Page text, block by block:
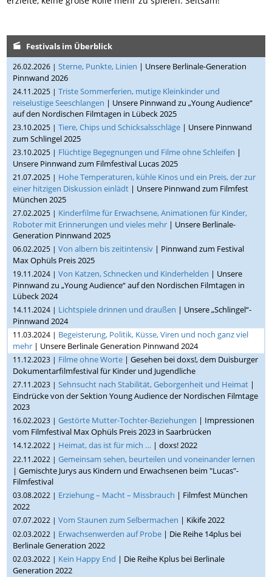
Festivals im Überblick
26.02.2026 |Sterne, Punkte, Linien | Unsere Berlinale-Generation
Pinnwand 2026
24.11.2025 |Triste Sommerferien, mutige Kleinkinder und
reiselustige Seeschlangen | Unsere Pinnwand zu „Young Audience“
auf den Nordischen Filmtagen in Lübeck 2025
23.10.2025 |Tiere, Chips und Schicksalsschläge | Unsere Pinnwand
zum Schlingel 2025
23.10.2025 | Flüchtige Begegnungen und Filme ohne Schleifen |
Unsere Pinnwand zum Filmfestival Lucas 2025
21.07.2025 | Hohe Temperaturen, kühle Kinos und ein Preis, der zur
einer hitzigen Diskussion einlädt | Unsere Pinnwand zum Filmfest
München 2025
27.02.2025 | Kinderfilme für Erwachsene, Animationen für Kinder,
Roboter mit Erinnerungen und vieles mehr | Unsere Berlinale-
Generation Pinnwand 2025
06.02.2025 |Von albern bis zeitintensiv | Pinnwand zum Festival
Max Ophüls Preis 2025
19.11.2024 |Von Katzen, Schnecken und Kinderhelden | Unsere
Pinnwand zu „Young Audience“ auf den Nordischen Filmtagen in
Lübeck 2024
14.11.2024 | Lichtspiele drinnen und draußen | Unsere „Schlingel“-
Pinnwand 2024
11.03.2024 | Begeisterung, Politik, Küsse, Viren und noch ganz viel
mehr | Unsere Berlinale Generation Pinnwand 2024
11.12.2023 | Filme ohne Worte | Gesehen bei doxs!, dem Duisburger
Dokumentarfilmfestival für Kinder und Jugendliche
27.11.2023 |Sehnsucht nach Stabilität, Geborgenheit und Heimat |
Eindrücke von der Sektion Young Audience der Nordischen Filmtage
2023
16.02.2023 |Gestörte Mutter-Tochter-Beziehungen | Impressionen
vom Filmfestival Max Ophüls Preis 2023 in Saarbrücken
14.12.2022 | Heimat, das ist für mich … | doxs! 2022
22.11.2022 |Gemeinsam sehen, beurteilen und voneinander lernen
| Gemischte Jurys aus Kindern und Erwachsenen beim "Lucas"-
Filmfestival
03.08.2022 | Erziehung – Macht – Missbrauch | Filmfest München
2022
07.07.2022 |Vom Staunen zum Selbermachen | Kikife 2022
02.03.2022 | Erwachsenwerden auf Probe | Die Reihe 14plus bei
Berlinale Generation 2022
02.03.2022 | Kein Happy End | Die Reihe Kplus bei Berlinale
Generation 2022